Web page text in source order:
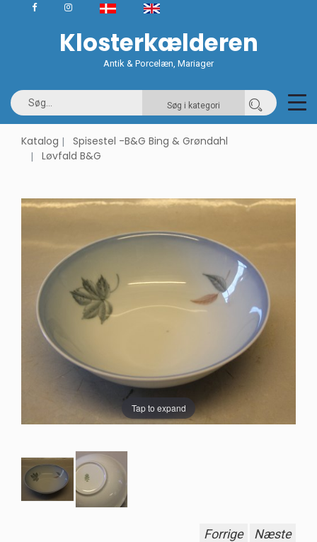
Klosterkælderen
Antik & Porcelæn, Mariager
Søg i kategori
Katalog
Spisestel -B&G Bing & Grøndahl
Løvfald B&G
Tap to expand
Forrige Næste